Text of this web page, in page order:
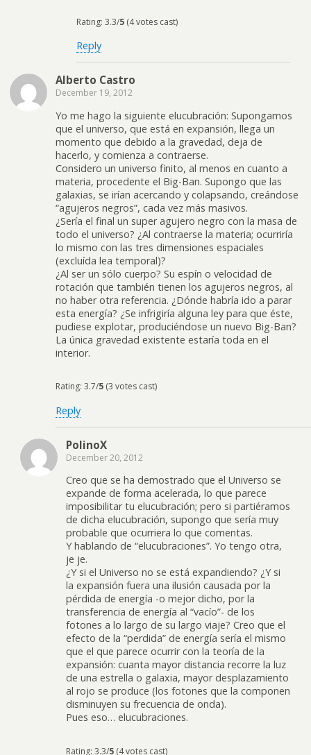
Rating: 3.3/5 (4 votes cast)
Reply
Alberto Castro
December 19, 2012
Yo me hago la siguiente elucubración: Supongamos
que el universo, que está en expansión, llega un
momento que debido a la gravedad, deja de
hacerlo, y comienza a contraerse.
Considero un universo finito, al menos en cuanto a
materia, procedente el Big-Ban. Supongo que las
galaxias, se irían acercando y colapsando, creándose
“agujeros negros”, cada vez más masivos.
¿Sería el final un super agujero negro con la masa de
todo el universo? ¿Al contraerse la materia; ocurriría
lo mismo con las tres dimensiones espaciales
(excluída lea temporal)?
¿Al ser un sólo cuerpo? Su espín o velocidad de
rotación que también tienen los agujeros negros, al
no haber otra referencia. ¿Dónde habría ido a parar
esta energía? ¿Se infrigiría alguna ley para que éste,
pudiese explotar, produciéndose un nuevo Big-Ban?
La única gravedad existente estaría toda en el
interior.
Rating: 3.7/5 (3 votes cast)
Reply
PolinoX
December 20, 2012
Creo que se ha demostrado que el Universo se
expande de forma acelerada, lo que parece
imposibilitar tu elucubración; pero si partiéramos
de dicha elucubración, supongo que sería muy
probable que ocurriera lo que comentas.
Y hablando de “elucubraciones”. Yo tengo otra,
je je.
¿Y si el Universo no se está expandiendo? ¿Y si
la expansión fuera una ilusión causada por la
pérdida de energía -o mejor dicho, por la
transferencia de energía al “vacío”- de los
fotones a lo largo de su largo viaje? Creo que el
efecto de la “perdida” de energía sería el mismo
que el que parece ocurrir con la teoría de la
expansión: cuanta mayor distancia recorre la luz
de una estrella o galaxia, mayor desplazamiento
al rojo se produce (los fotones que la componen
disminuyen su frecuencia de onda).
Pues eso… elucubraciones.
Rating: 3.3/5 (4 votes cast)